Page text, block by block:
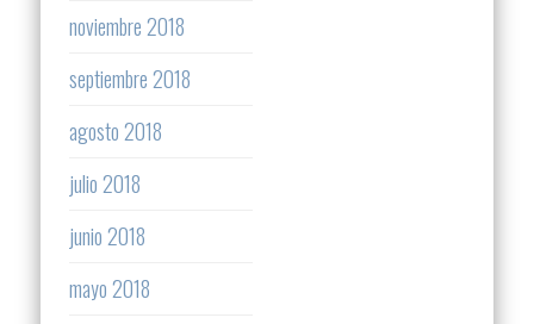
noviembre 2018
septiembre 2018
agosto 2018
julio 2018
junio 2018
mayo 2018